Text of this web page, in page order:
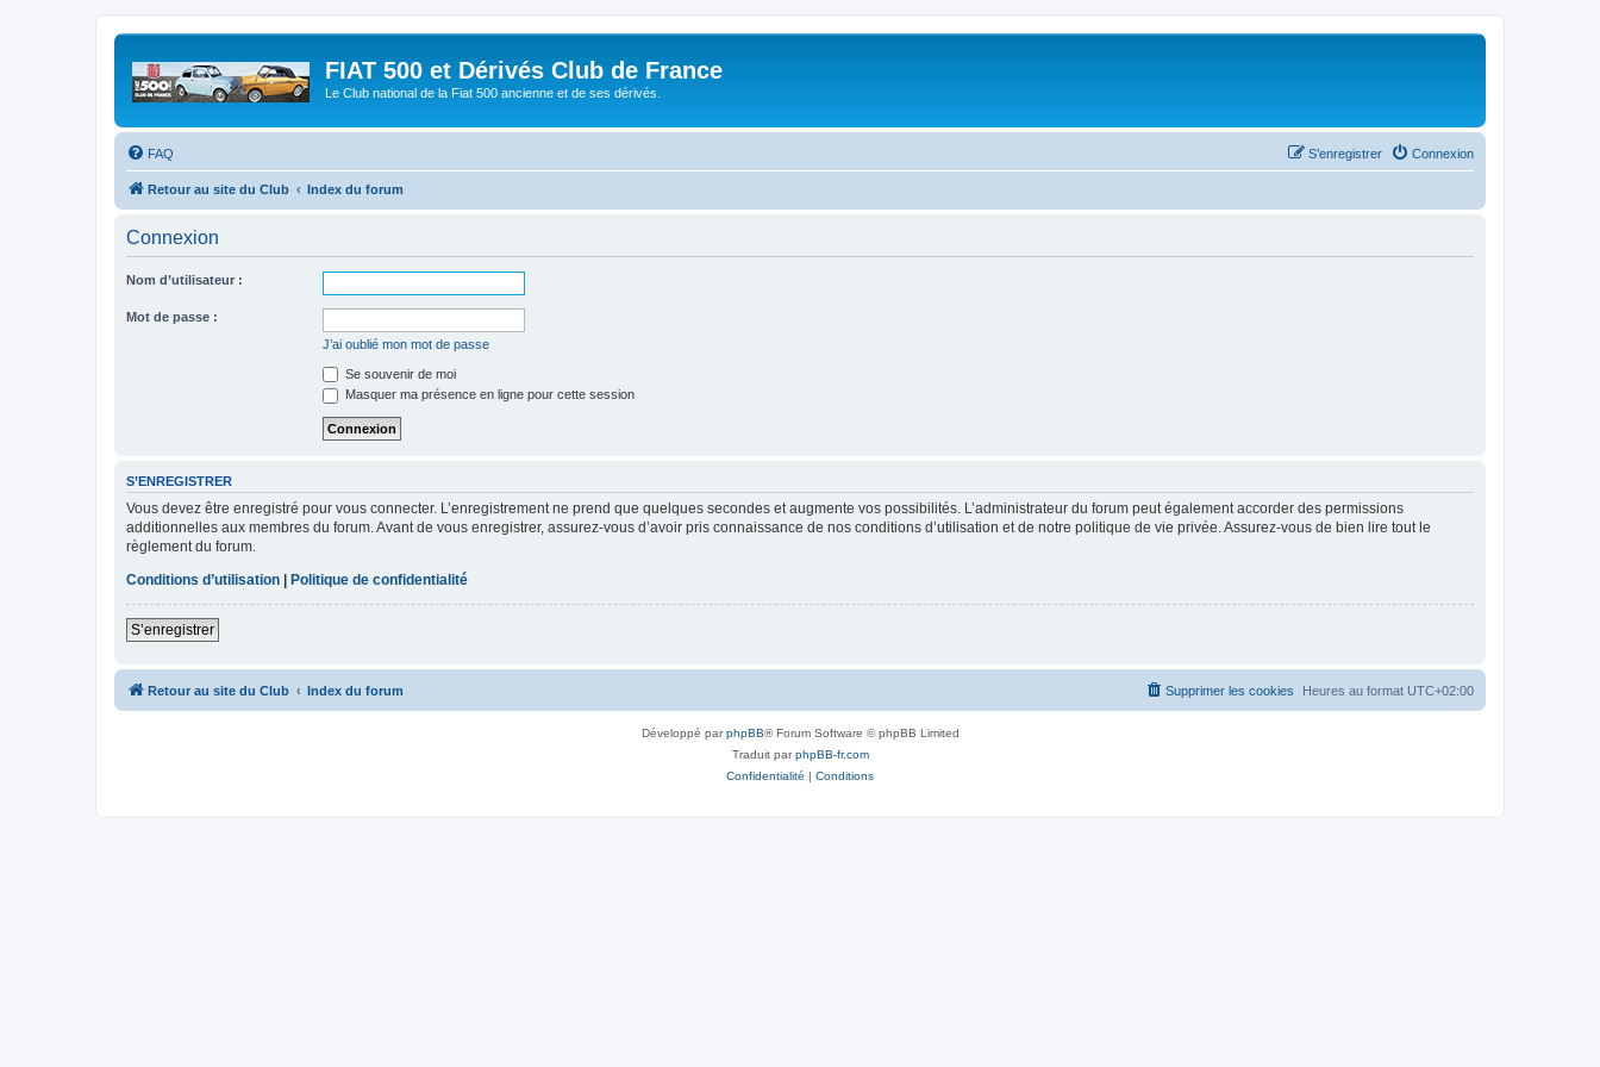
FIAT 500 et Dérivés Club de France
Le Club national de la Fiat 500 ancienne et de ses dérivés.
FAQ Connexion
S’enregistrer
Retour au site du Club Index du forum
Connexion
Nom d’utilisateur :
Mot de passe :
J’ai oublié mon mot de passe
Se souvenir de moi
Masquer ma présence en ligne pour cette session
S’ENREGISTRER
Vous devez être enregistré pour vous connecter. L’enregistrement ne prend que quelques secondes et augmente vos possibilités. L’administrateur du forum peut également accorder des permissions
additionnelles aux membres du forum. Avant de vous enregistrer, assurez-vous d’avoir pris connaissance de nos conditions d’utilisation et de notre politique de vie privée. Assurez-vous de bien lire tout le
règlement du forum.
Conditions d’utilisation
Politique de confidentialité
S’enregistrer
Retour au site du Club Index du forum Heures au format UTC+02:00
Supprimer les cookies
Développé parphpBB® Forum Software © phpBB Limited
Traduit parphpBB-fr.com
Confidentialité | Conditions